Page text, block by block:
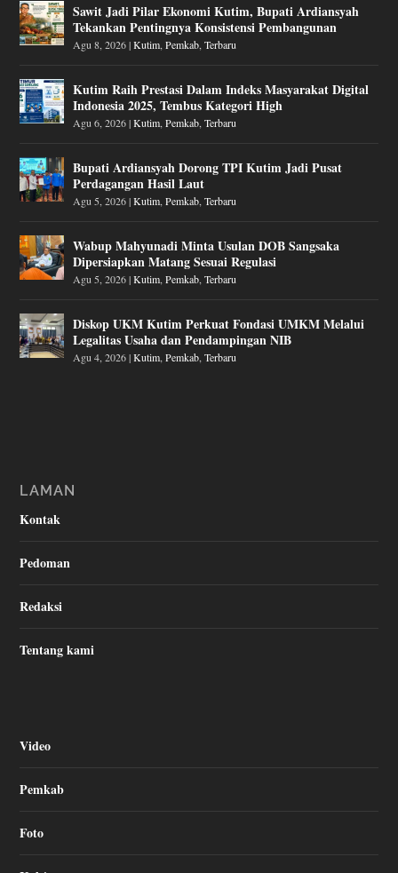
Sawit Jadi Pilar Ekonomi Kutim, Bupati Ardiansyah
Tekankan Pentingnya Konsistensi Pembangunan
Agu 8, 2026|Kutim ,Pemkab ,Terbaru
Kutim Raih Prestasi Dalam Indeks Masyarakat Digital
Indonesia 2025, Tembus Kategori High
Agu 6, 2026|Kutim ,Pemkab ,Terbaru
Bupati Ardiansyah Dorong TPI Kutim Jadi Pusat
Perdagangan Hasil Laut
Agu 5, 2026|Kutim ,Pemkab ,Terbaru
Wabup Mahyunadi Minta Usulan DOB Sangsaka
Dipersiapkan Matang Sesuai Regulasi
Agu 5, 2026|Kutim ,Pemkab ,Terbaru
Diskop UKM Kutim Perkuat Fondasi UMKM Melalui
Legalitas Usaha dan Pendampingan NIB
Agu 4, 2026|Kutim ,Pemkab ,Terbaru
LAMAN
Kontak
Pedoman
Redaksi
Tentang kami
Video
Pemkab
Foto